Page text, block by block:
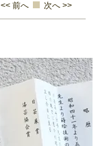
<< 前へ 次へ >>